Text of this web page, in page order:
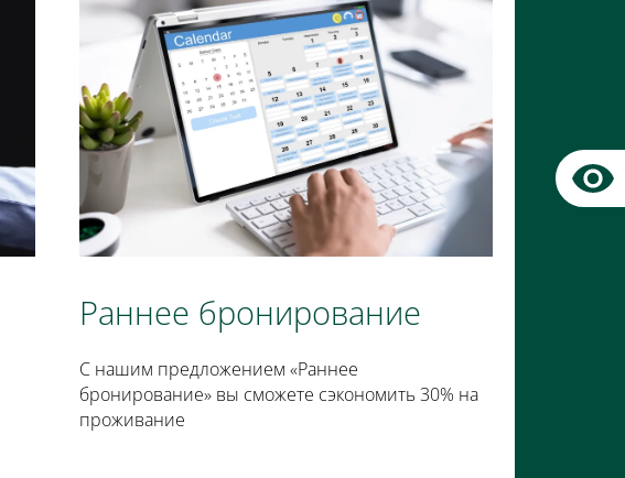
Раннее бронирование
С нашим предложением «Раннее
бронирование» вы сможете сэкономить 30% на
проживание